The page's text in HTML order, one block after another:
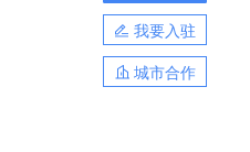
我要入驻
城市合作